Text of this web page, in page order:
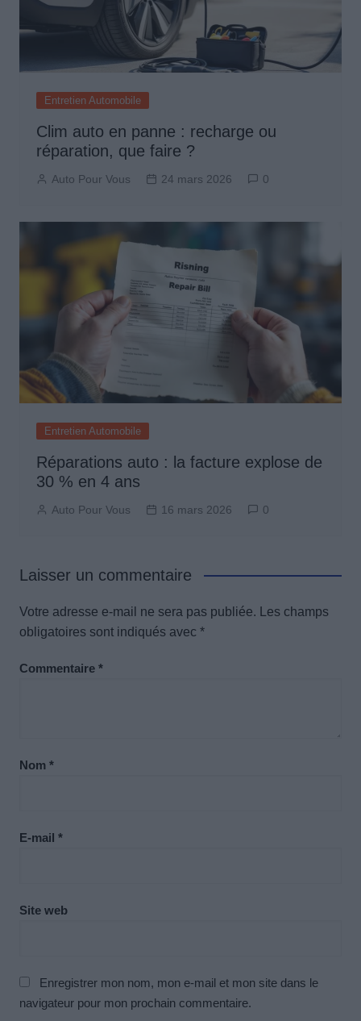
Entretien Automobile
Clim auto en panne : recharge ou
réparation, que faire ?
Auto Pour Vous 24 mars 2026 0
Entretien Automobile
Réparations auto : la facture explose de
30 % en 4 ans
Auto Pour Vous 16 mars 2026 0
Laisser un commentaire
Votre adresse e-mail ne sera pas publiée.
Les champs
obligatoires sont indiqués avec *
Commentaire *
Nom *
E-mail *
Site web
Enregistrer mon nom, mon e-mail et mon site dans le
navigateur pour mon prochain commentaire.